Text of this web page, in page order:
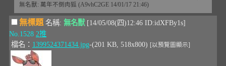
無名獸: 萬年不倒肉狐 (A9vhC2GE 14/01/17 21:46)
無標題 名稱: 無名獸[14/05/08(四)12:46 ID:idXFBy1s]
No.1528 2推
檔名： 1399524371434.jpg-(201 KB, 518x800) [以預覽圖顯示]